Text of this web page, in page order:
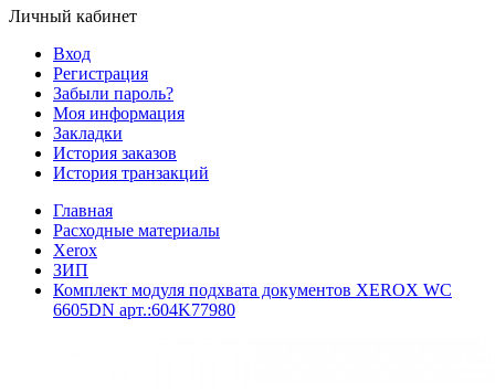
Личный кабинет
Вход
Регистрация
Забыли пароль?
Моя информация
Закладки
История заказов
История транзакций
Главная
Расходные материалы
Xerox
ЗИП
Комплект модуля подхвата документов XEROX WC
6605DN арт.:604K77980